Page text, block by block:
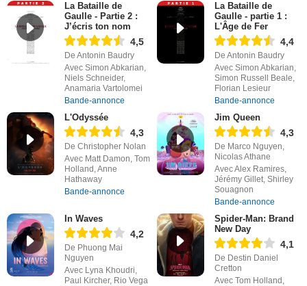
La Bataille de
Gaulle - Partie 2 :
J’écris ton nom
4,5
De Antonin Baudry
Avec Simon Abkarian,
Niels Schneider,
Anamaria Vartolomei
Bande-annonce
La Bataille de
Gaulle - partie 1 :
L'Âge de Fer
4,4
De Antonin Baudry
Avec Simon Abkarian,
Simon Russell Beale,
Florian Lesieur
Bande-annonce
L'Odyssée
4,3
De Christopher Nolan
Avec Matt Damon, Tom
Holland, Anne
Hathaway
Bande-annonce
Jim Queen
4,3
De Marco Nguyen,
Nicolas Athane
Avec Alex Ramires,
Jérémy Gillet, Shirley
Souagnon
Bande-annonce
In Waves
4,2
De Phuong Mai
Nguyen
Avec Lyna Khoudri,
Paul Kircher, Rio Vega
Spider-Man: Brand
New Day
4,1
De Destin Daniel
Cretton
Avec Tom Holland,